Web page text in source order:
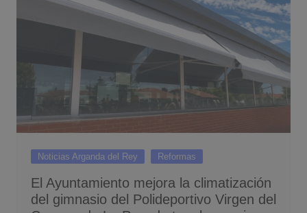
Noticias Arganda del Rey Reformas
El Ayuntamiento mejora la climatización
del gimnasio del Polideportivo Virgen del